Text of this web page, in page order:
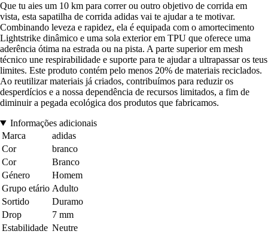
Que tu aies um 10 km para correr ou outro objetivo de corrida em
vista, esta sapatilha de corrida adidas vai te ajudar a te motivar.
Combinando leveza e rapidez, ela é equipada com o amortecimento
Lightstrike dinâmico e uma sola exterior em TPU que oferece uma
aderência ótima na estrada ou na pista. A parte superior em mesh
técnico une respirabilidade e suporte para te ajudar a ultrapassar os teus
limites. Este produto contém pelo menos 20% de materiais reciclados.
Ao reutilizar materiais já criados, contribuímos para reduzir os
desperdícios e a nossa dependência de recursos limitados, a fim de
diminuir a pegada ecológica dos produtos que fabricamos.
Informações adicionais
Marca
adidas
Cor
branco
Cor
Branco
Género
Homem
Grupo etário Adulto
Sortido
Duramo
Drop
7 mm
Estabilidade Neutre